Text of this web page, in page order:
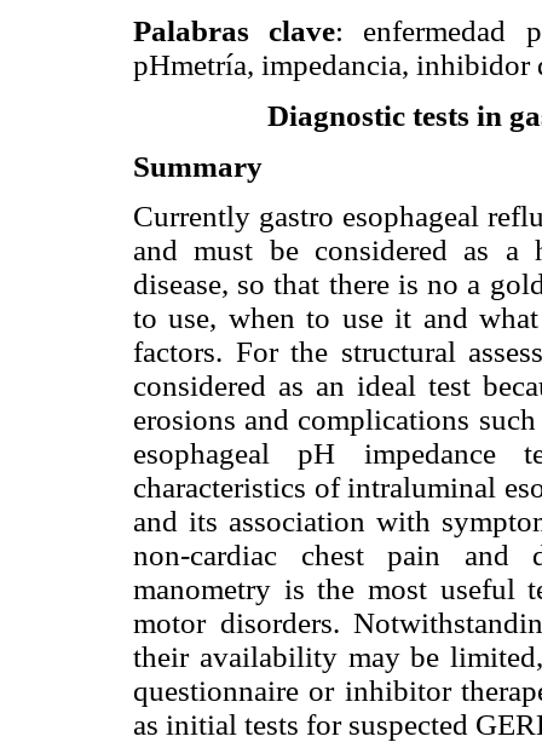
Palabras clave: enfermedad
pHmetría, impedancia, inhibidor
Diagnostic tests in
Summary
Currently gastro esophageal
and must be considered as a
disease, so that there is no a
to use, when to use it and
factors. For the structural
considered as an ideal test
erosions and complications
esophageal pH
characteristics of intraluminal
and its association with
non-cardiac chest pain and
manometry is the most useful
motor disorders.
their availability may be
questionnaire or inhibitor
as initial tests for suspected